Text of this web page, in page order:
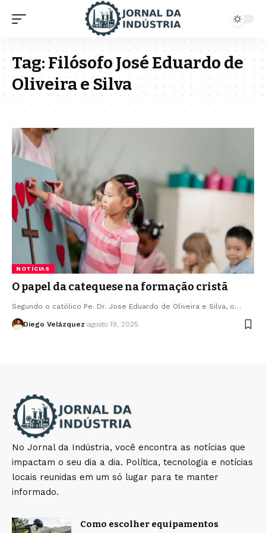
Tag:Filósofo José Eduardo de
Oliveira e Silva
NOTÍCIAS
O papel da catequese na formação cristã
Segundo o católico Pe. Dr. Jose Eduardo de Oliveira e Silva, o…
Diego Velázquez agosto 19, 2025
No Jornal da Indústria, você encontra as notícias que
impactam o seu dia a dia. Política, tecnologia e notícias
locais reunidas em um só lugar para te manter
informado.
Como escolher equipamentos